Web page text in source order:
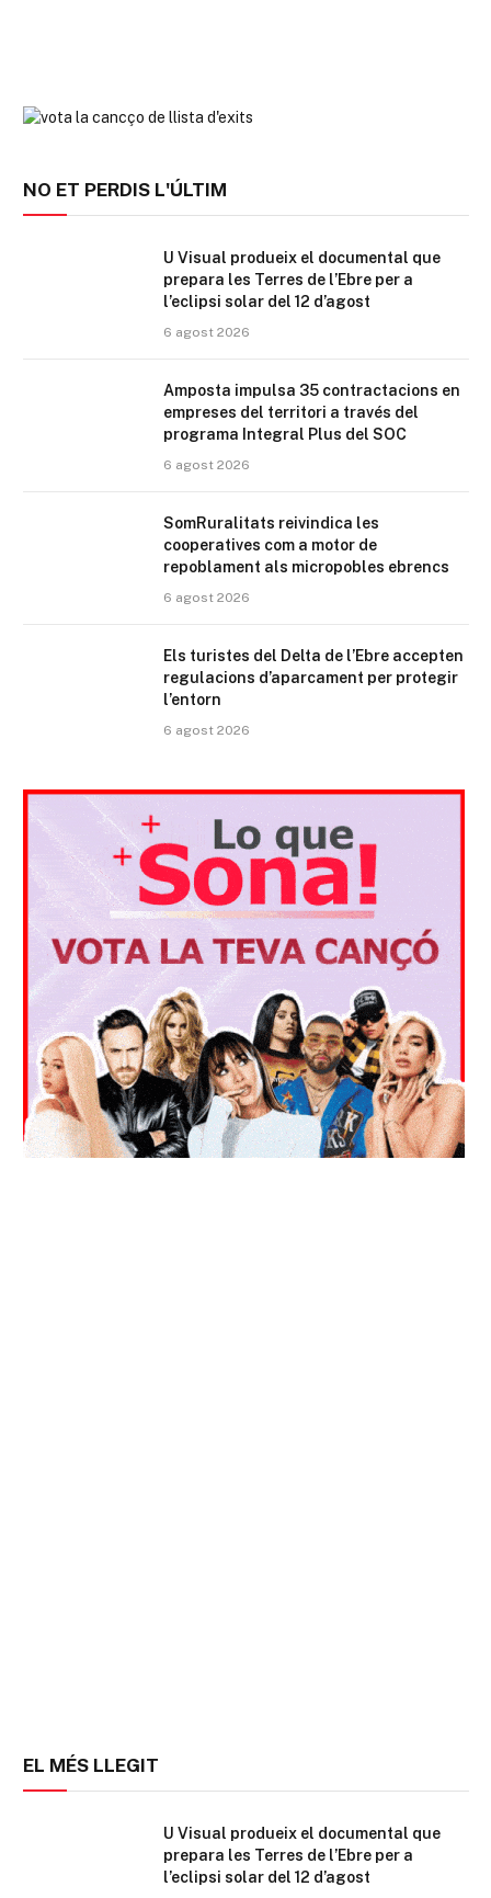
NO ET PERDIS L'ÚLTIM
U Visual produeix el documental que
prepara les Terres de l’Ebre per a
l’eclipsi solar del 12 d’agost
6 agost 2026
Amposta impulsa 35 contractacions en
empreses del territori a través del
programa Integral Plus del SOC
6 agost 2026
SomRuralitats reivindica les
cooperatives com a motor de
repoblament als micropobles ebrencs
6 agost 2026
Els turistes del Delta de l’Ebre accepten
regulacions d’aparcament per protegir
l’entorn
6 agost 2026
EL MÉS LLEGIT
U Visual produeix el documental que
prepara les Terres de l’Ebre per a
l’eclipsi solar del 12 d’agost